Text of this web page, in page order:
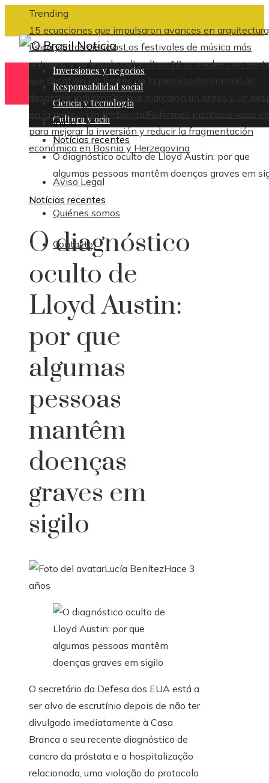
Trending
15 ecuaciones que impulsaron avances en
física y otras cienciasLos festivales de música más
antiguos y su legado culturalLos 10 animales con
que desafían los límites de la percepción animal
Los
desastres industriales que marcaron un antes y un
en la protección ambiental
Reformas institucionales
para mejorar la inversión y reducir la fragmentación
económica en Bosnia y Herzegovina
Aviso Legal
Quiénes somos
Contacto
Inversiones y negocios
Responsabilidad social
Ciencia y tecnología
Cultura y ocio
Inicio
Notícias recentes
O diagnóstico oculto de Lloyd Austin: por que
algumas pessoas mantêm doenças graves em
Notícias recentes
O diagnóstico
oculto de
Lloyd Austin:
por que
algumas
pessoas
mantêm
doenças
graves em
sigilo
Lucía BenítezHace 3
años
O secretário da Defesa dos EUA está a
ser alvo de escrutínio depois de não ter
divulgado imediatamente à Casa
Branca o seu recente diagnóstico de
cancro da próstata e a hospitalização
relacionada, uma violação do protocolo